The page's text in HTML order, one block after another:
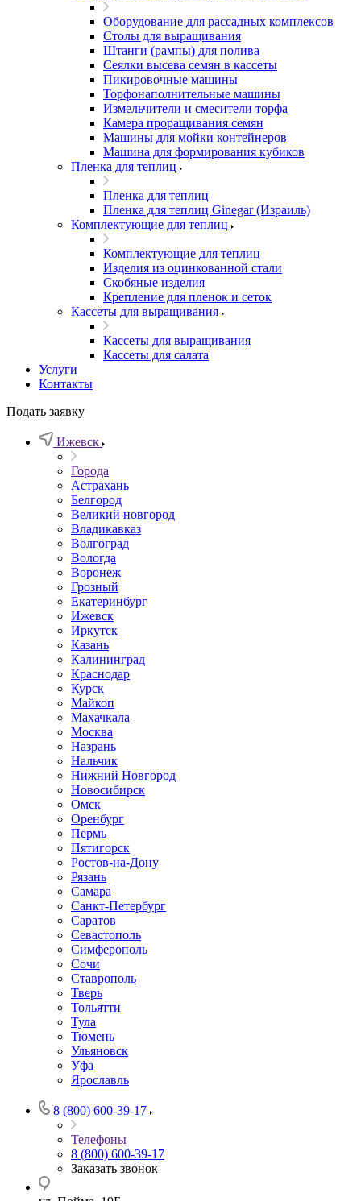
Оборудование для рассадных комплексов
Столы для выращивания
Штанги (рампы) для полива
Сеялки высева семян в кассеты
Пикировочные машины
Торфонаполнительные машины
Измельчители и смесители торфа
Камера проращивания семян
Машины для мойки контейнеров
Машина для формирования кубиков
Пленка для теплиц
Пленка для теплиц
Пленка для теплиц Ginegar (Израиль)
Комплектующие для теплиц
Комплектующие для теплиц
Изделия из оцинкованной стали
Скобяные изделия
Крепление для пленок и сеток
Кассеты для выращивания
Кассеты для выращивания
Кассеты для салата
Услуги
Контакты
Подать заявку
Ижевск
Города
Астрахань
Белгород
Великий новгород
Владикавказ
Волгоград
Вологда
Воронеж
Грозный
Екатеринбург
Ижевск
Иркутск
Казань
Калининград
Краснодар
Курск
Майкоп
Махачкала
Москва
Назрань
Нальчик
Нижний Новгород
Новосибирск
Омск
Оренбург
Пермь
Пятигорск
Ростов-на-Дону
Рязань
Самара
Санкт-Петербург
Саратов
Севастополь
Симферополь
Сочи
Ставрополь
Тверь
Тольятти
Тула
Тюмень
Ульяновск
Уфа
Ярославль
8 (800) 600-39-17
Телефоны
8 (800) 600-39-17
Заказать звонок